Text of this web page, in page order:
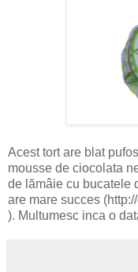
Acest tort are blat
mousse de ciocolata
de lămâie cu bucatele
are mare succes
). Multumesc inca o